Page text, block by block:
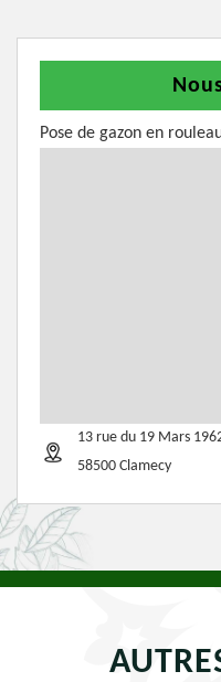
Pose de gazon en
13 rue du 19 Mars
58500 Clamecy